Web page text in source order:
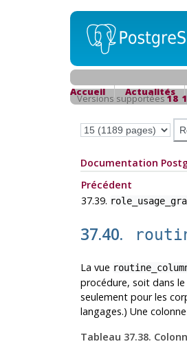
Accueil Actualités
Versions supportées18
Documentation
Précédent
37.39.
37.40.
La vue
procédure, soit dans
seulement pour les
langages.) Une
Tableau 37.38.